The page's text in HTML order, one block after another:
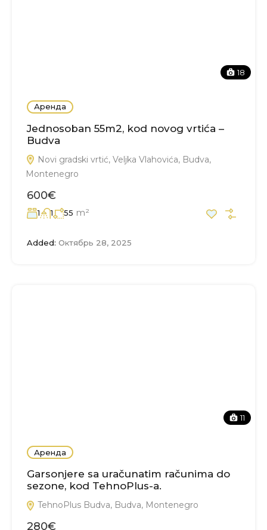
18
Аренда
Jednosoban 55m2, kod novog vrtića –
Budva
Novi gradski vrtić, Veljka Vlahovića, Budva,
Montenegro
600€
1 1 55 m²
Added: Октябрь 28, 2025
11
Аренда
Garsonjere sa uračunatim računima do
sezone, kod TehnoPlus-a.
TehnoPlus Budva, Budva, Montenegro
280€